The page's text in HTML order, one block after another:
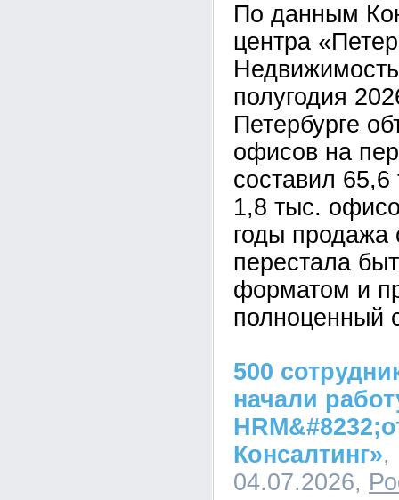
По данным
центра
полугодия
Петербурге
офисов на
составил
1,8 тыс.
годы продажа
перестала
форматом и
полноценный
500
начали
Консалтинг»,
04.07.2026,